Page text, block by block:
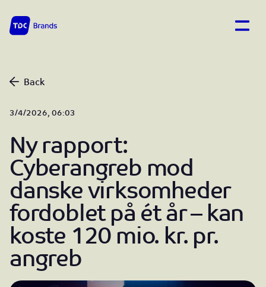
Open
Back
Ny rapport:
Cyberangreb mod
danske virksomheder
fordoblet på ét år – kan
koste 120 mio. kr. pr.
angreb
3/4/2026, 06:03